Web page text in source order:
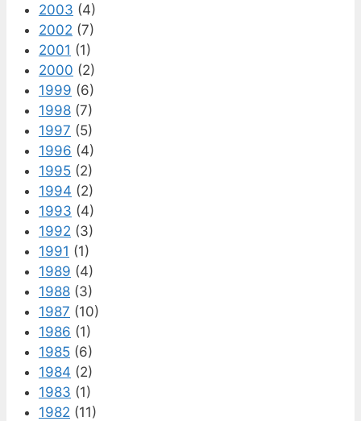
2003 (4)
2002 (7)
2001 (1)
2000 (2)
1999 (6)
1998 (7)
1997 (5)
1996 (4)
1995 (2)
1994 (2)
1993 (4)
1992 (3)
1991 (1)
1989 (4)
1988 (3)
1987 (10)
1986 (1)
1985 (6)
1984 (2)
1983 (1)
1982 (11)